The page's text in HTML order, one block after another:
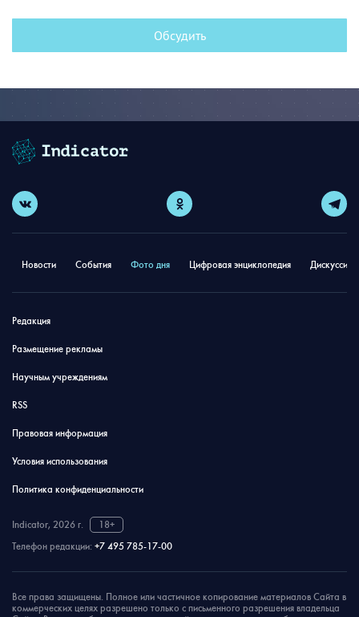
Обсудить
Новости События Фото дня Цифровая энциклопедия
Редакция
Размещение рекламы
Научным учреждениям
RSS
Правовая информация
Условия использования
Политика конфиденциальности
Indicator, 2026 г.
18+
Телефон редакции: +7 495 785-17-00
Все права защищены. Полное или частичное копирование материалов Сайта в
коммерческих целях разрешено только с письменного разрешения владельца